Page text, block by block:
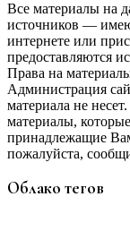
Все материалы на
источников —
интернете или
предоставляются
Права на
Администрация
материала не
материалы,
принадлежащие
пожалуйста,
Облако тегов